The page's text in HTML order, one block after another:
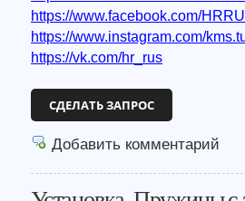
https://www.facebook.com/
https://www.instagram.com/
https://vk.com/hr_rus
СДЕЛАТЬ ЗАПРОС
Добавить комментарий